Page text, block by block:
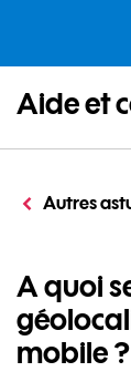
Aide et
Autres
A quoi
mobile ?